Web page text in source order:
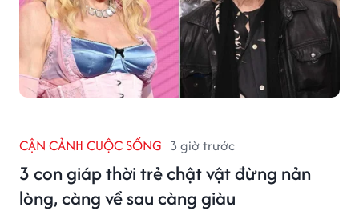
CẬN CẢNH CUỘC SỐNG 3 giờ trước
3 con giáp thời trẻ chật vật đừng nản
lòng, càng về sau càng giàu